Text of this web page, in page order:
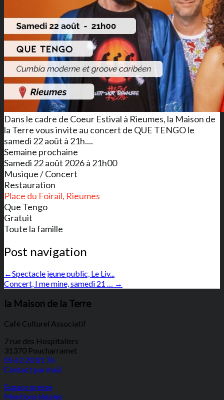
Dans le cadre de Coeur Estival à Rieumes, la Maison de
la Terre vous invite au concert de QUE TENGO le
samedi 22 août à 21h....
Semaine prochaine
Samedi 22 août 2026 à 21h00
Musique / Concert
Restauration
Place du Foirail, Rieumes
Que Tengo
Gratuit
Toute la famille
Post navigation
←Spectacle jeune public, Le Liv...
Concert, I me mine, samedi 21 … →
la Maison de la Terre
Café Culturel Associatif
7 rue des Hospitaliers
31370 Poucharramet
05 62 20 01 76
Contact par mail
Espace presse
Mentions légales